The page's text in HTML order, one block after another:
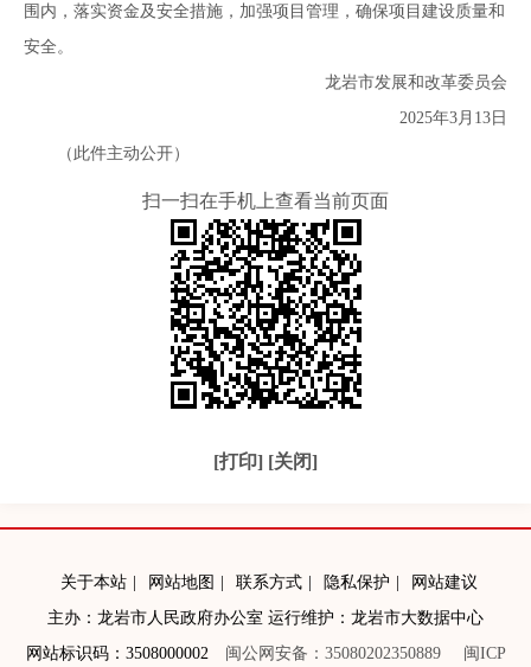
围内，落实资金及安全措施，加强项目管理，确保项目建设质量和
安全。
龙岩市发展和改革委员会
2025年3月13日
（此件主动公开）
扫一扫在手机上查看当前页面
[打印] [关闭]
关于本站 网站地图 联系方式 隐私保护
网站建议
主办：龙岩市人民政府办公室 运行维护：龙岩市大数据中心
网站标识码：3508000002
闽公网安备：35080202350889 闽ICP